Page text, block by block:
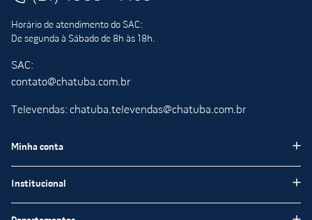
Horário de atendimento do SAC:
De segunda à Sábado de 8h às 18h.
SAC:
contato@chatuba.com.br
Televendas: chatuba.televendas@chatuba.com.br
Minha conta
Institucional